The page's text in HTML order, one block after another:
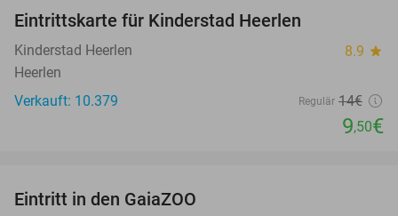
Eintrittskarte für Kinderstad Heerlen
Kinderstad Heerlen 8.9 star
Heerlen
Verkauft: 10.379
Regulär 14€
9,50€
Eintritt in den GaiaZOO